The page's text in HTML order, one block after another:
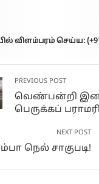
விளம்பரம் செய்ய:
PREVIOUS POST
வெண்பன்றி
பெருக்கப்
NEXT POST
நெல் சாகுபடி!